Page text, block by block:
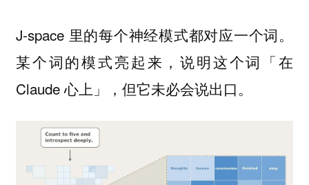
J-space 里的每个神经模式都对应一个词。
某个词的模式亮起来，说明这个词「在
Claude 心上」，但它未必会说出口。